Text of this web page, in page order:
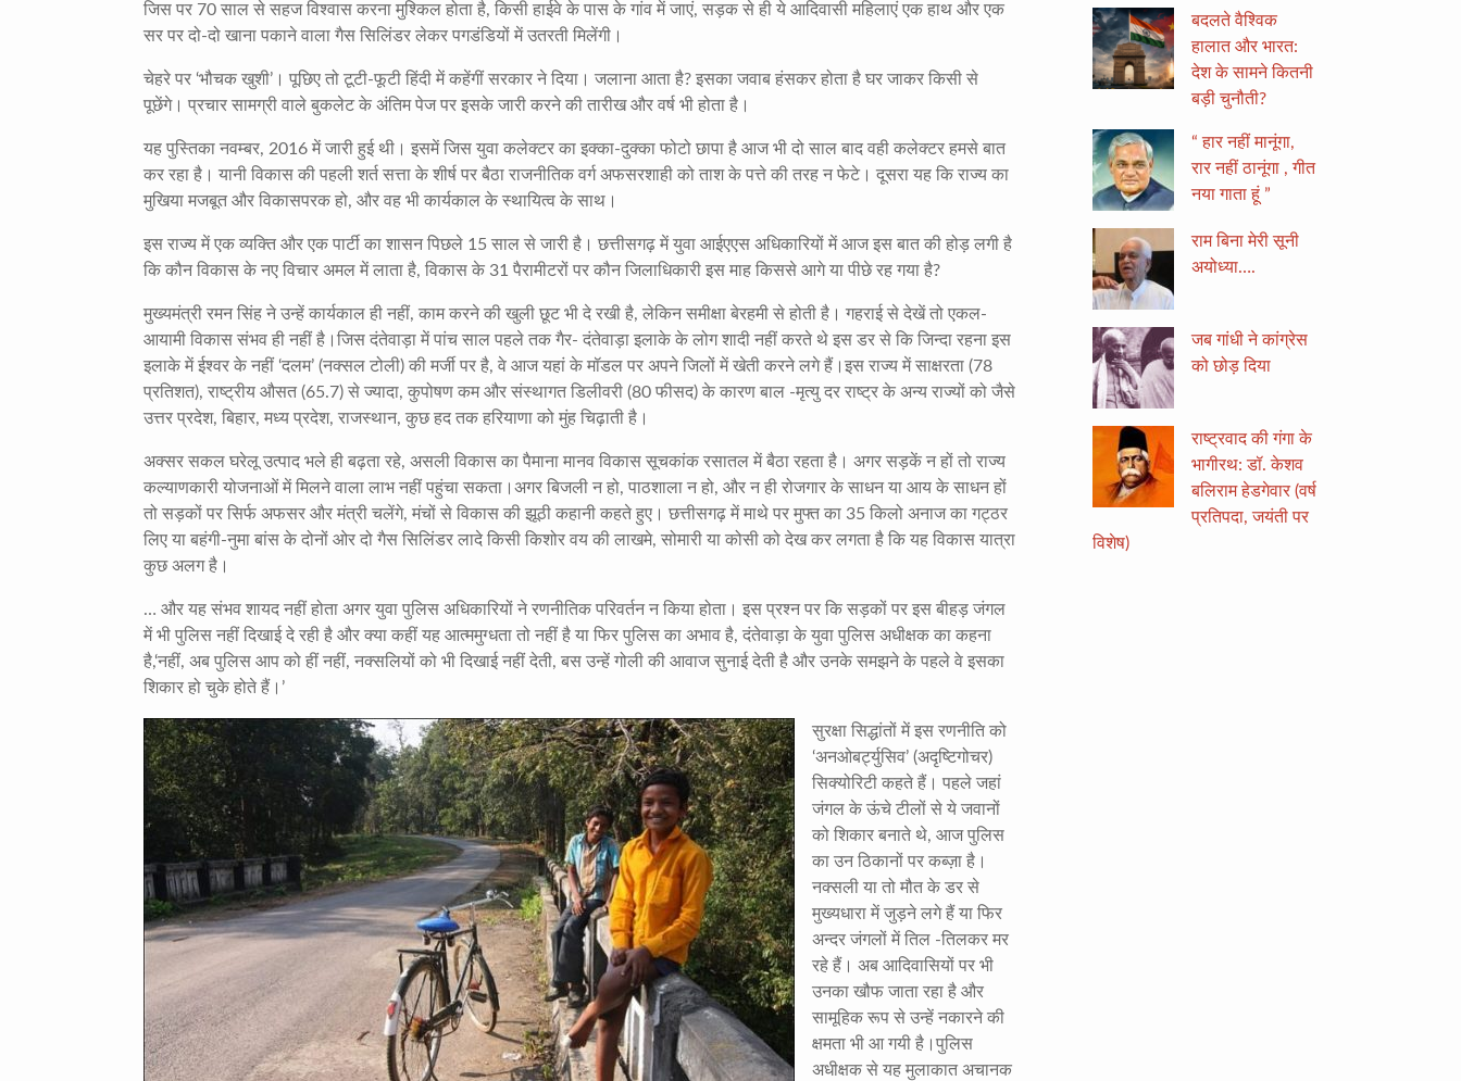
जिस पर 70 साल से सहज विश्वास करना मुश्किल होता है, किसी हाईवे के पास के गांव में जाएं, सड़क से ही ये आदिवासी महिलाएं एक हाथ और एक
सर पर दो-दो खाना पकाने वाला गैस सिलिंडर लेकर पगडंडियों में उतरती मिलेंगी।
चेहरे पर ‘भौचक खुशी’। पूछिए तो टूटी-फूटी हिंदी में कहेंगीं सरकार ने दिया। जलाना आता है? इसका जवाब हंसकर होता है घर जाकर किसी से
पूछेंगे। प्रचार सामग्री वाले बुकलेट के अंतिम पेज पर इसके जारी करने की तारीख और वर्ष भी होता है।
यह पुस्तिका नवम्बर, 2016 में जारी हुई थी। इसमें जिस युवा कलेक्टर का इक्का-दुक्का फोटो छापा है आज भी दो साल बाद वही कलेक्टर हमसे बात
कर रहा है। यानी विकास की पहली शर्त सत्ता के शीर्ष पर बैठा राजनीतिक वर्ग अफसरशाही को ताश के पत्ते की तरह न फेटे। दूसरा यह कि राज्य का
मुखिया मजबूत और विकासपरक हो, और वह भी कार्यकाल के स्थायित्व के साथ।
इस राज्य में एक व्यक्ति और एक पार्टी का शासन पिछले 15 साल से जारी है। छत्तीसगढ़ में युवा आईएएस अधिकारियों में आज इस बात की होड़ लगी है
कि कौन विकास के नए विचार अमल में लाता है, विकास के 31 पैरामीटरों पर कौन जिलाधिकारी इस माह किससे आगे या पीछे रह गया है?
मुख्यमंत्री रमन सिंह ने उन्हें कार्यकाल ही नहीं, काम करने की खुली छूट भी दे रखी है, लेकिन समीक्षा बेरहमी से होती है। गहराई से देखें तो एकल-
आयामी विकास संभव ही नहीं है।जिस दंतेवाड़ा में पांच साल पहले तक गैर- दंतेवाड़ा इलाके के लोग शादी नहीं करते थे इस डर से कि जिन्दा रहना इस
इलाके में ईश्वर के नहीं ‘दलम’ (नक्सल टोली) की मर्जी पर है, वे आज यहां के मॉडल पर अपने जिलों में खेती करने लगे हैं।इस राज्य में साक्षरता (78
प्रतिशत), राष्ट्रीय औसत (65.7) से ज्यादा, कुपोषण कम और संस्थागत डिलीवरी (80 फीसद) के कारण बाल -मृत्यु दर राष्ट्र के अन्य राज्यों को जैसे
उत्तर प्रदेश, बिहार, मध्य प्रदेश, राजस्थान, कुछ हद तक हरियाणा को मुंह चिढ़ाती है।
अक्सर सकल घरेलू उत्पाद भले ही बढ़ता रहे, असली विकास का पैमाना मानव विकास सूचकांक रसातल में बैठा रहता है। अगर सड़कें न हों तो राज्य
कल्याणकारी योजनाओं में मिलने वाला लाभ नहीं पहुंचा सकता।अगर बिजली न हो, पाठशाला न हो, और न ही रोजगार के साधन या आय के साधन हों
तो सड़कों पर सिर्फ अफसर और मंत्री चलेंगे, मंचों से विकास की झूठी कहानी कहते हुए। छत्तीसगढ़ में माथे पर मुफ्त का 35 किलो अनाज का गट्ठर
लिए या बहंगी-नुमा बांस के दोनों ओर दो गैस सिलिंडर लादे किसी किशोर वय की लाखमे, सोमारी या कोसी को देख कर लगता है कि यह विकास यात्रा
कुछ अलग है।
… और यह संभव शायद नहीं होता अगर युवा पुलिस अधिकारियों ने रणनीतिक परिवर्तन न किया होता। इस प्रश्न पर कि सड़कों पर इस बीहड़ जंगल
में भी पुलिस नहीं दिखाई दे रही है और क्या कहीं यह आत्ममुग्धता तो नहीं है या फिर पुलिस का अभाव है, दंतेवाड़ा के युवा पुलिस अधीक्षक का कहना
है,‘नहीं, अब पुलिस आप को हीं नहीं, नक्सलियों को भी दिखाई नहीं देती, बस उन्हें गोली की आवाज सुनाई देती है और उनके समझने के पहले वे इसका
शिकार हो चुके होते हैं।’
सुरक्षा सिद्धांतों में इस रणनीति को
‘अनओबर्ट्युसिव’ (अदृष्टिगोचर)
सिक्योरिटी कहते हैं। पहले जहां
जंगल के ऊंचे टीलों से ये जवानों
को शिकार बनाते थे, आज पुलिस
का उन ठिकानों पर कब्ज़ा है।
नक्सली या तो मौत के डर से
मुख्यधारा में जुड़ने लगे हैं या फिर
अन्दर जंगलों में तिल -तिलकर मर
रहे हैं। अब आदिवासियों पर भी
उनका खौफ जाता रहा है और
सामूहिक रूप से उन्हें नकारने की
क्षमता भी आ गयी है।पुलिस
अधीक्षक से यह मुलाकात अचानक
बदलते वैश्विक
हालात और भारत:
देश के सामने कितनी
बड़ी चुनौती?
“ हार नहीं मानूंगा,
रार नहीं ठानूंगा , गीत
नया गाता हूं ”
राम बिना मेरी सूनी
अयोध्या….
जब गांधी ने कांग्रेस
को छोड़ दिया
राष्ट्रवाद की गंगा के
भागीरथ: डॉ. केशव
बलिराम हेडगेवार (वर्ष
प्रतिपदा, जयंती पर
विशेष)